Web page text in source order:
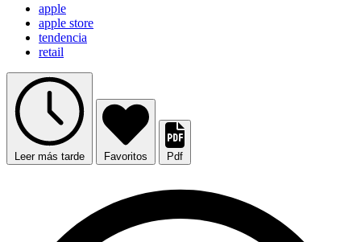
apple
apple store
tendencia
retail
Leer más tarde Favoritos Pdf